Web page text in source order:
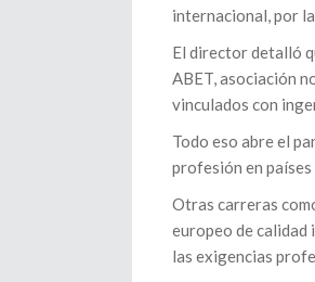
internacional, por
El director detalló
ABET, asociación
vinculados con
Todo eso abre el
profesión en
Otras carreras
europeo de calidad
las exigencias